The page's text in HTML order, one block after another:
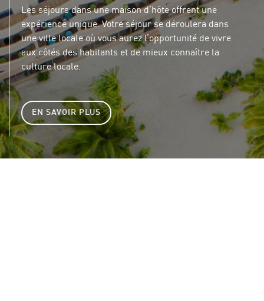
Les séjours dans une maison d’hôte offrent une
expérience unique. Votre séjour se déroulera dans
une ville locale où vous aurez l’opportunité de vivre
aux côtés des habitants et de mieux connaître la
culture locale.
EN SAVOIR PLUS